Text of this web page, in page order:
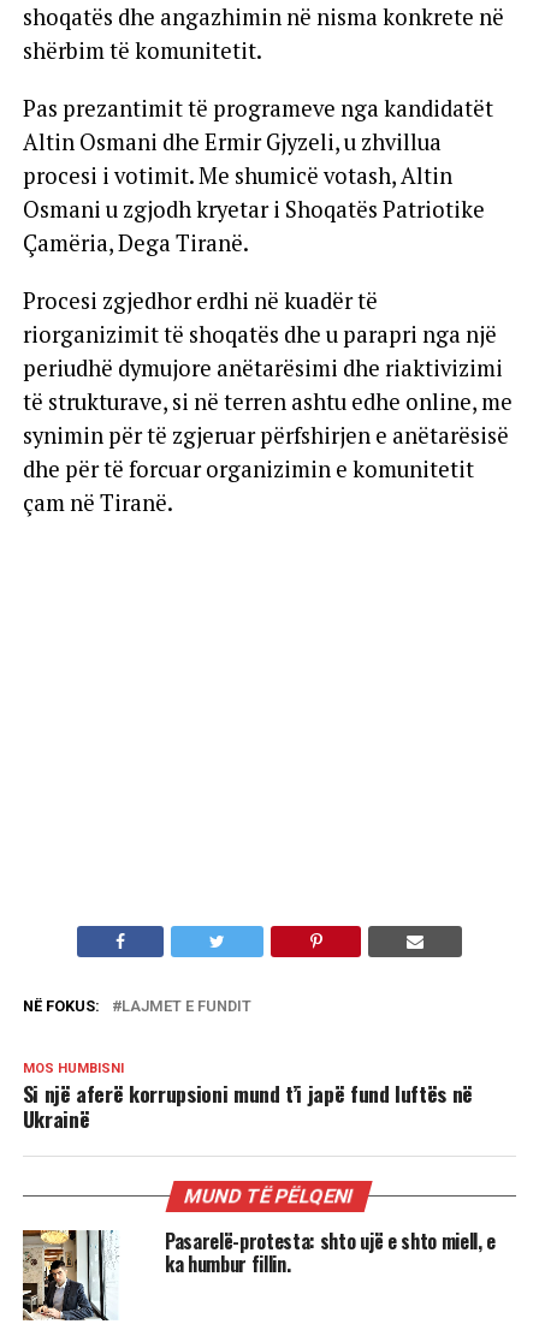
shoqatës dhe angazhimin në nisma konkrete në
shërbim të komunitetit.
Pas prezantimit të programeve nga kandidatët
Altin Osmani dhe Ermir Gjyzeli, u zhvillua
procesi i votimit. Me shumicë votash, Altin
Osmani u zgjodh kryetar i Shoqatës Patriotike
Çamëria, Dega Tiranë.
Procesi zgjedhor erdhi në kuadër të
riorganizimit të shoqatës dhe u parapri nga një
periudhë dymujore anëtarësimi dhe riaktivizimi
të strukturave, si në terren ashtu edhe online, me
synimin për të zgjeruar përfshirjen e anëtarësisë
dhe për të forcuar organizimin e komunitetit
çam në Tiranë.
NË FOKUS: LAJMET E FUNDIT
MOS HUMBISNI
Si një aferë korrupsioni mund t’i japë fund luftës në
Ukrainë
MUND TË PËLQENI
Pasarelë-protesta: shto ujë e shto miell, e
ka humbur fillin.